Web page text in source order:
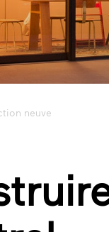
neuve